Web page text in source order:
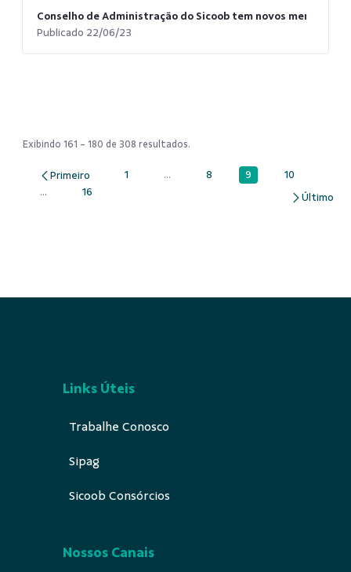
Conselho de Administração do Sicoob tem novos membros
Publicado 22/06/23
Exibindo 161 - 180 de 308 resultados.
Página
1 ...Páginas intermediárias Usar ABA para
Página
8 Página
9 Página
10
...Páginas intermediárias Usar ABA para navegar.
Página
16
Links Úteis
Trabalhe Conosco
Sipag
Sicoob Consórcios
Nossos Canais